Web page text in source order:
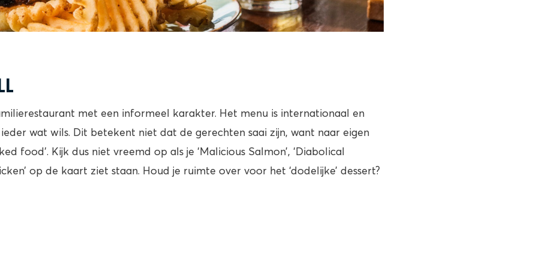
met een informeel karakter. Het menu is internationaal en
wat wils. Dit betekent niet dat de gerechten saai zijn, want naar eigen
food’. Kijk dus niet vreemd op als je ‘Malicious Salmon’, ‘Diabolical
op de kaart ziet staan. Houd je ruimte over voor het ‘dodelijke’ dessert?